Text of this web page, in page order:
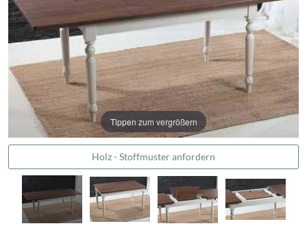
Tippen zum vergrößern
Holz - Stoffmuster anfordern